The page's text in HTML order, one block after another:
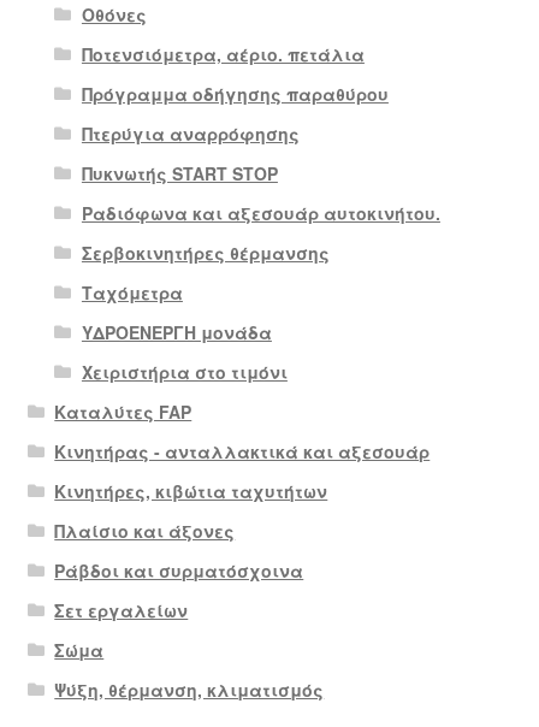
Οθόνες
Ποτενσιόμετρα, αέριο. πετάλια
Πρόγραμμα οδήγησης παραθύρου
Πτερύγια αναρρόφησης
Πυκνωτής START STOP
Ραδιόφωνα και αξεσουάρ αυτοκινήτου.
Σερβοκινητήρες θέρμανσης
Ταχόμετρα
ΥΔΡΟΕΝΕΡΓΗ μονάδα
Χειριστήρια στο τιμόνι
Καταλύτες FAP
Κινητήρας - ανταλλακτικά και αξεσουάρ
Κινητήρες, κιβώτια ταχυτήτων
Πλαίσιο και άξονες
Ράβδοι και συρματόσχοινα
Σετ εργαλείων
Σώμα
Ψύξη, θέρμανση, κλιματισμός